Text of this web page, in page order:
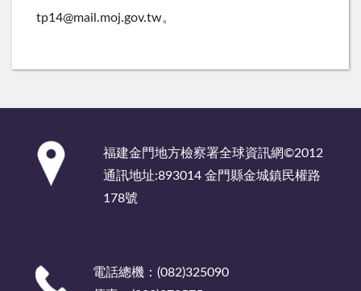
tp14@mail.moj.gov.tw。
福建金門地方檢察署全球資訊網©2012
通訊地址:893014 金門縣金城鎮民權路
178號
電話總機：(082)325090